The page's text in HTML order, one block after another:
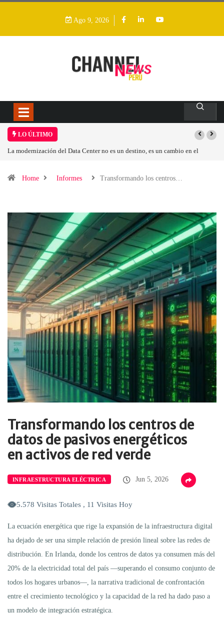
Ago 9, 2026
LO ÚLTIMO
en el Los ingresos por semiconductores aumentarán más de un 94 % en
Home Informes Transformando los centros…
Transformando los centros de
datos de pasivos energéticos
en activos de red verde
INFRAESTRUCTURA ELÉCTRICA Jun 5, 2026
5.578 Visitas Totales , 11 Visitas Hoy
La ecuación energética que rige la expansión de la infraestructura digital
ha dejado de ser una simple relación de presión lineal sobre las redes de
distribución. En Irlanda, donde los centros de datos ya consumen más del
20% de la electricidad total del país —superando el consumo conjunto de
todos los hogares urbanos—, la narrativa tradicional de confrontación
entre el crecimiento tecnológico y la capacidad de la red ha dado paso a
un modelo de integración estratégica.